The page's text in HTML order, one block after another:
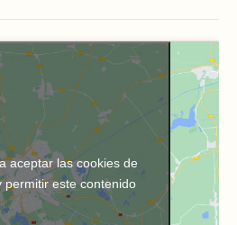
aceptar las cookies de
permitir este contenido